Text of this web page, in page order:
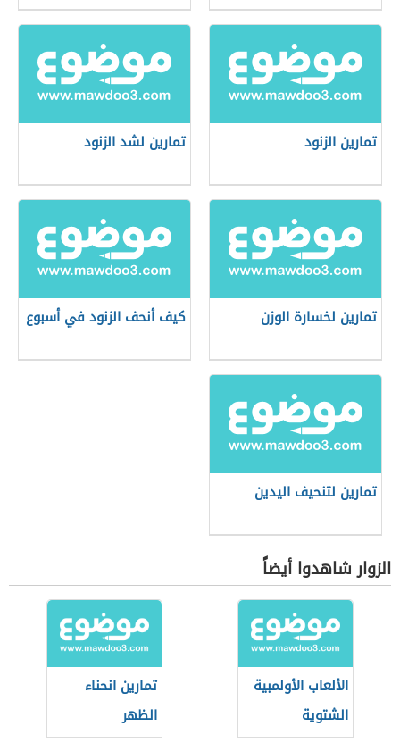
تمارين الزنود تمارين لشد الزنود
تمارين لخسارة الوزن كيف أنحف الزنود في أسبوع
تمارين لتنحيف اليدين
الزوار شاهدوا أيضاً
الألعاب الأولمبية
الشتوية
تمارين انحناء
الظهر